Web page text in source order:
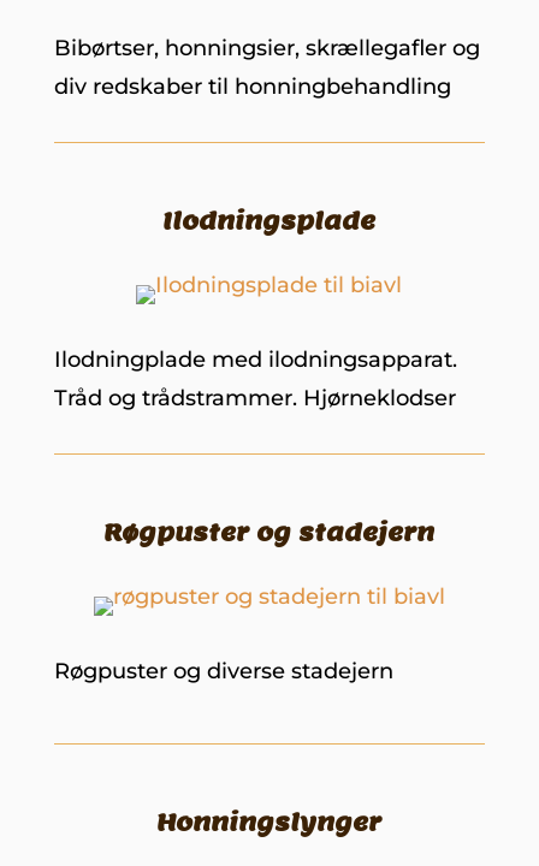
Bibørtser, honningsier, skrællegafler og
div redskaber til honningbehandling
Ilodningsplade
Ilodningplade med ilodningsapparat.
Tråd og trådstrammer. Hjørneklodser
Røgpuster og stadejern
Røgpuster og diverse stadejern
Honningslynger